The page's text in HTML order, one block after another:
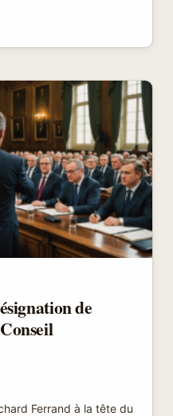
de
Ferrand à la tête du